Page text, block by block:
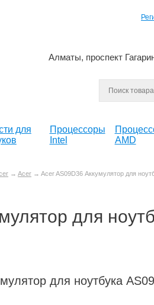
Алматы, проспект
для
Процессоры
Intel
AMD
→ Acer → Acer AS09D36 Аккумулятор для
для
для ноутбука